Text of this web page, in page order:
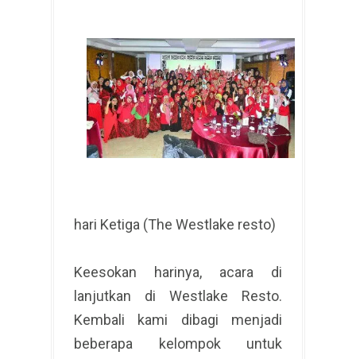
hari Ketiga (The Westlake resto)
Keesokan harinya, acara di
lanjutkan di Westlake Resto.
Kembali kami dibagi menjadi
beberapa kelompok untuk